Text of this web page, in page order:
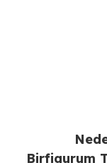
Birfigurum